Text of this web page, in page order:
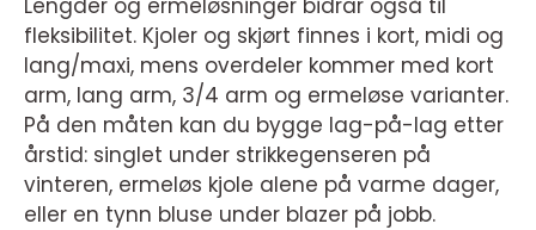
Lengder og ermeløsninger bidrar også til
fleksibilitet. Kjoler og skjørt finnes i kort, midi og
lang/maxi, mens overdeler kommer med kort
arm, lang arm, 3/4 arm og ermeløse varianter.
På den måten kan du bygge lag-på-lag etter
årstid: singlet under strikkegenseren på
vinteren, ermeløs kjole alene på varme dager,
eller en tynn bluse under blazer på jobb.